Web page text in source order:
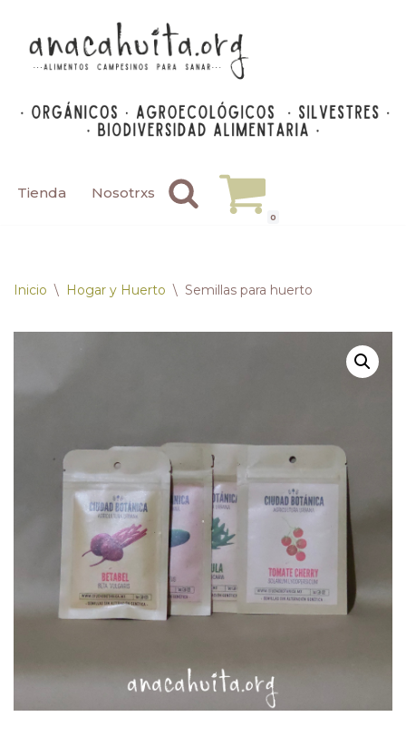
Saltar
Tienda Nosotrxs
0
Inicio \ Hogar y Huerto \ Semillas para huerto